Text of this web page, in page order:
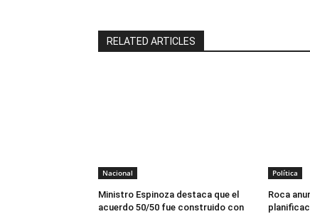
RELATED ARTICLES
Nacional
Ministro Espinoza destaca que el
acuerdo 50/50 fue construido con
Política
Roca